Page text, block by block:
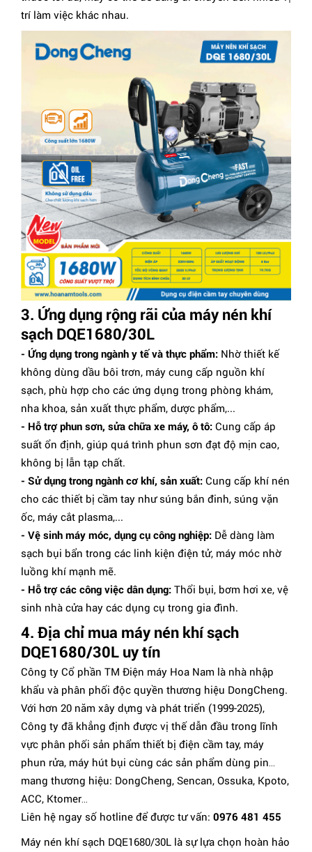
trí làm việc khác nhau.
3. Ứng dụng rộng rãi của máy nén khí
sạch DQE1680/30L
- Ứng dụng trong ngành y tế và thực phẩm: Nhờ thiết kế
không dùng dầu bôi trơn, máy cung cấp nguồn khí
sạch, phù hợp cho các ứng dụng trong phòng khám,
nha khoa, sản xuất thực phẩm, dược phẩm,...
- Hỗ trợ phun sơn, sửa chữa xe máy, ô tô: Cung cấp áp
suất ổn định, giúp quá trình phun sơn đạt độ mịn cao,
không bị lẫn tạp chất.
- Sử dụng trong ngành cơ khí, sản xuất: Cung cấp khí nén
cho các thiết bị cầm tay như súng bắn đinh, súng vặn
ốc, máy cắt plasma,...
- Vệ sinh máy móc, dụng cụ công nghiệp: Dễ dàng làm
sạch bụi bẩn trong các linh kiện điện tử, máy móc nhờ
luồng khí mạnh mẽ.
- Hỗ trợ các công việc dân dụng: Thổi bụi, bơm hơi xe, vệ
sinh nhà cửa hay các dụng cụ trong gia đình.
4. Địa chỉ mua máy nén khí sạch
DQE1680/30L uy tín
Công ty Cổ phần TM Điện máy Hoa Nam là nhà nhập
khẩu và phân phối độc quyền thương hiệu DongCheng.
Với hơn 20 năm xây dựng và phát triển (1999-2025),
Công ty đã khẳng định được vị thế dẫn đầu trong lĩnh
vực phân phối sản phẩm thiết bị điện cầm tay, máy
phun rửa, máy hút bụi cùng các sản phẩm dùng pin…
mang thương hiệu: DongCheng, Sencan, Ossuka, Kpoto,
ACC, Ktomer…
Liên hệ ngay số hotline để được tư vấn: 0976 481 455
Máy nén khí sạch DQE1680/30L là sự lựa chọn hoàn hảo